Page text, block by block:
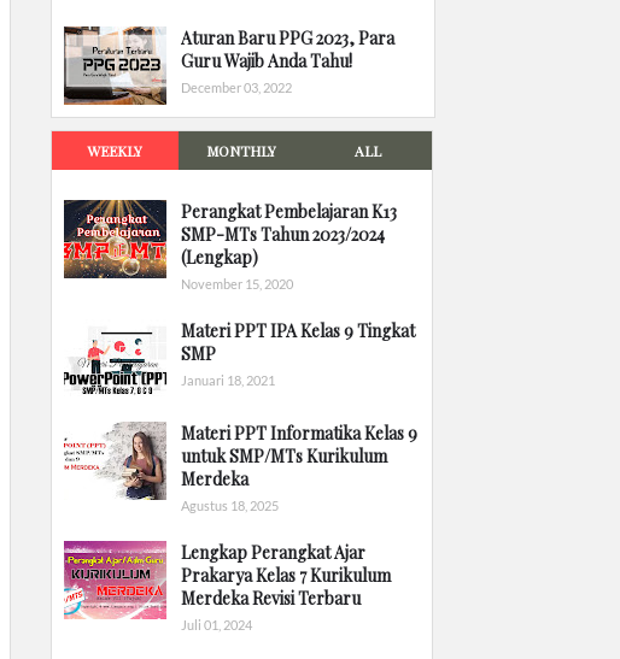
Aturan Baru PPG 2023, Para
Guru Wajib Anda Tahu!
December 03, 2022
WEEKLY MONTHLY ALL
Perangkat Pembelajaran K13
SMP-MTs Tahun 2023/2024
(Lengkap)
November 15, 2020
Materi PPT IPA Kelas 9 Tingkat
SMP
Januari 18, 2021
Materi PPT Informatika Kelas 9
untuk SMP/MTs Kurikulum
Merdeka
Agustus 18, 2025
Lengkap Perangkat Ajar
Prakarya Kelas 7 Kurikulum
Merdeka Revisi Terbaru
Juli 01, 2024